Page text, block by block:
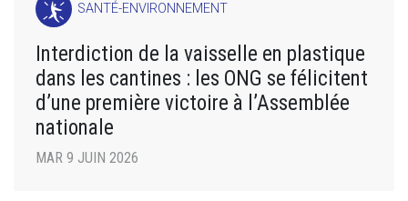
SANTÉ-ENVIRONNEMENT
Interdiction de la vaisselle en plastique
dans les cantines : les ONG se félicitent
d’une première victoire à l’Assemblée
nationale
MAR 9 JUIN 2026